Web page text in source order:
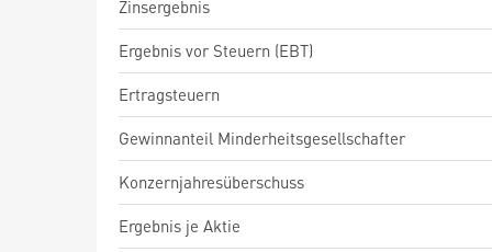
Zinsergebnis
Ergebnis vor Steuern (EBT)
Ertragsteuern
Gewinnanteil Minderheitsgesellschafter
Konzernjahresüberschuss
Ergebnis je Aktie